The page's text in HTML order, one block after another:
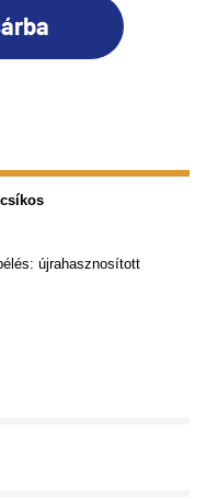
újrahasznosított